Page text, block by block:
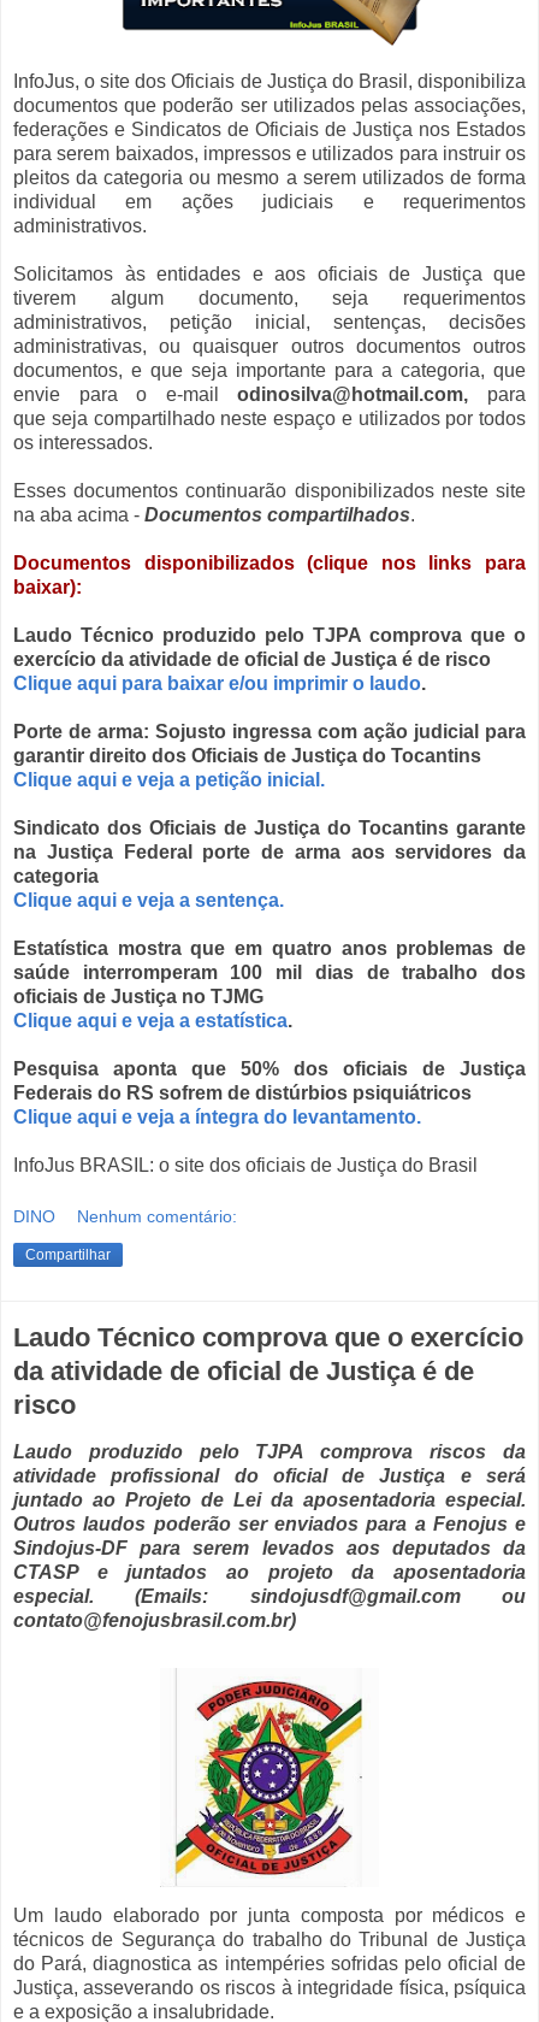
InfoJus, o site dos Oficiais de Justiça do Brasil, disponibiliza
documentos que poderão ser utilizados pelas associações,
federações e Sindicatos de Oficiais de Justiça nos Estados
para serem baixados, impressos e utilizados para instruir os
pleitos da categoria ou mesmo a serem utilizados de forma
individual em ações judiciais e requerimentos
administrativos.
Solicitamos às entidades e aos oficiais de Justiça que
tiverem algum documento, seja requerimentos
administrativos, petição inicial, sentenças, decisões
administrativas, ou quaisquer outros documentos outros
documentos, e que seja importante para a categoria, que
envie para o e-mailodinosilva@hotmail.com, para
que seja compartilhado neste espaço e utilizados por todos
os interessados.
Esses documentos continuarão disponibilizados neste site
na aba acima - Documentos compartilhados.
Documentos disponibilizados (clique nos links para
baixar):
Laudo Técnico produzido pelo TJPA comprova que o
exercício da atividade de oficial de Justiça é de risco
Clique aqui para baixar e/ou imprimir o laudo.
Porte de arma: Sojusto ingressa com ação judicial para
garantir direito dos Oficiais de Justiça do Tocantins
Clique aqui e veja a petição inicial.
Sindicato dos Oficiais de Justiça do Tocantins garante
na Justiça Federal porte de arma aos servidores da
categoria
Clique aqui e veja a sentença.
Estatística mostra que em quatro anos problemas de
saúde interromperam 100 mil dias de trabalho dos
oficiais de Justiça no TJMG
Clique aqui e veja a estatística.
Pesquisa aponta que 50% dos oficiais de Justiça
Federais do RS sofrem de distúrbios psiquiátricos
Clique aqui e veja a íntegra do levantamento.
InfoJus BRASIL: o site dos oficiais de Justiça do Brasil
DINO Nenhum comentário:
Compartilhar
Laudo Técnico comprova que o exercício
da atividade de oficial de Justiça é de
risco
Laudo produzido pelo TJPA comprova riscos da
atividade profissional do oficial de Justiça e será
juntado ao Projeto de Lei da aposentadoria especial.
Outros laudos poderão ser enviados para a Fenojus e
Sindojus-DF para serem levados aos deputados da
CTASP e juntados ao projeto da aposentadoria
especial. (Emails: sindojusdf@gmail.com ou
contato@fenojusbrasil.com.br)
Um laudo elaborado por junta composta por médicos e
técnicos de Segurança do trabalho do Tribunal de Justiça
do Pará, diagnostica as intempéries sofridas pelo oficial de
Justiça, asseverando os riscos à integridade física, psíquica
e a exposição a insalubridade.